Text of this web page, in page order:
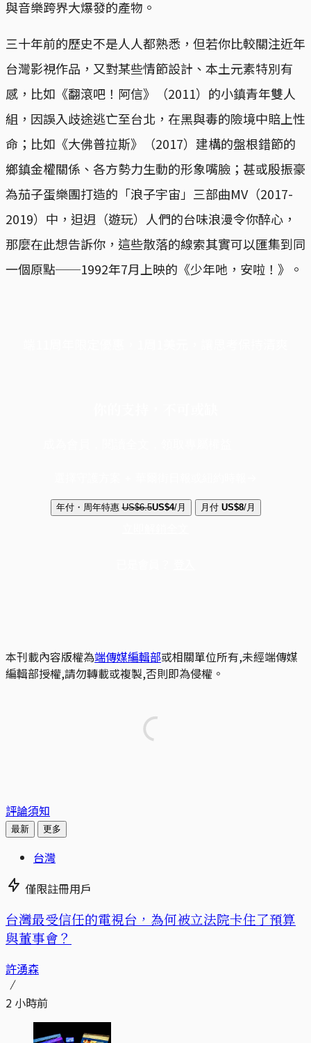
與音樂跨界大爆發的產物。
三十年前的歷史不是人人都熟悉，但若你比較關注近年
台灣影視作品，又對某些情節設計、本土元素特別有
感，比如《翻滾吧！阿信》（2011）的小鎮青年雙人
組，因誤入歧途逃亡至台北，在黑與毒的險境中賠上性
命；比如《大佛普拉斯》（2017）建構的盤根錯節的
鄉鎮金權關係、各方勢力生動的形象嘴臉；甚或殷振豪
為茄子蛋樂團打造的「浪子宇宙」三部曲MV（2017-
2019）中，𨑨迌（遊玩）人們的台味浪漫令你醉心，
那麼在此想告訴你，這些散落的線索其實可以匯集到同
一個原點──1992年7月上映的《少年吔，安啦！》。
年付・周年特惠 US$6.5US$4/月 月付 US$8/月
本刊載內容版權為端傳媒編輯部或相關單位所有,未經端傳媒
編輯部授權,請勿轉載或複製,否則即為侵權。
評論須知
最新 更多
台灣
僅限註冊用戶
台灣最受信任的電視台，為何被立法院卡住了預算
與董事會？
許湧森
2 小時前